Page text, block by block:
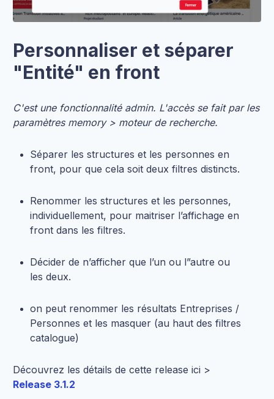
Personnaliser et séparer
"Entité" en front
C'est une fonctionnalité admin. L'accès se fait par les
paramètres memory > moteur de recherche.
Séparer les structures et les personnes en
front, pour que cela soit deux filtres distincts.
Renommer les structures et les personnes,
individuellement, pour maitriser l’affichage en
front dans les filtres.
Décider de n’afficher que l’un ou l”autre ou
les deux.
on peut renommer les résultats Entreprises /
Personnes et les masquer (au haut des filtres
catalogue)
Découvrez les détails de cette release ici >
Release 3.1.2